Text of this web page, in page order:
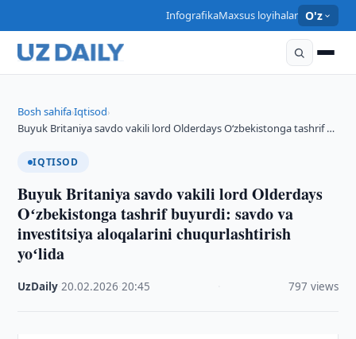
InfografikaMaxsus loyihalar O'z
Bosh sahifa›Iqtisod›
Buyuk Britaniya savdo vakili lord Olderdays Oʻzbekistonga tashrif …
IQTISOD
Buyuk Britaniya savdo vakili lord Olderdays
Oʻzbekistonga tashrif buyurdi: savdo va
investitsiya aloqalarini chuqurlashtirish
yoʻlida
UzDaily ·20.02.2026 ·20:45 797 views